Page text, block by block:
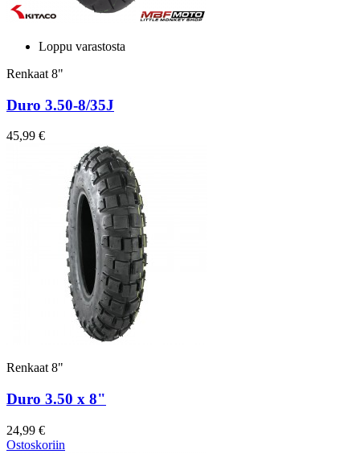
Loppu varastosta
Renkaat 8"
Duro 3.50-8/35J
45,99 €
Renkaat 8"
Duro 3.50 x 8"
24,99 €
Ostoskoriin